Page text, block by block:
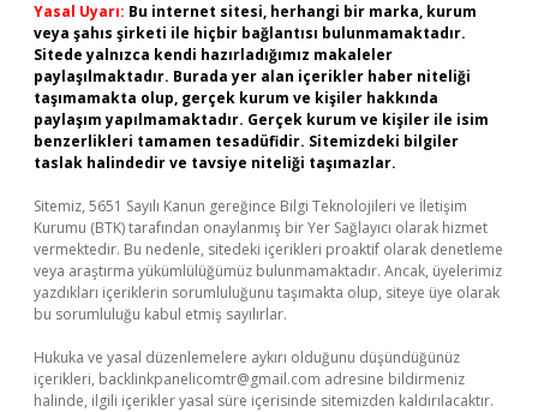
Yasal Uyarı: Bu internet sitesi, herhangi bir marka, kurum
veya şahıs şirketi ile hiçbir bağlantısı bulunmamaktadır.
Sitede yalnızca kendi hazırladığımız makaleler
paylaşılmaktadır. Burada yer alan içerikler haber niteliği
taşımamakta olup, gerçek kurum ve kişiler hakkında
paylaşım yapılmamaktadır. Gerçek kurum ve kişiler ile isim
benzerlikleri tamamen tesadüfidir. Sitemizdeki bilgiler
taslak halindedir ve tavsiye niteliği taşımazlar.
Sitemiz, 5651 Sayılı Kanun gereğince Bilgi Teknolojileri ve İletişim
Kurumu (BTK) tarafından onaylanmış bir Yer Sağlayıcı olarak hizmet
vermektedir. Bu nedenle, sitedeki içerikleri proaktif olarak denetleme
veya araştırma yükümlülüğümüz bulunmamaktadır. Ancak, üyelerimiz
yazdıkları içeriklerin sorumluluğunu taşımakta olup, siteye üye olarak
bu sorumluluğu kabul etmiş sayılırlar.
Hukuka ve yasal düzenlemelere aykırı olduğunu düşündüğünüz
içerikleri, backlinkpanelicomtr@gmail.com adresine bildirmeniz
halinde, ilgili içerikler yasal süre içerisinde sitemizden kaldırılacaktır.